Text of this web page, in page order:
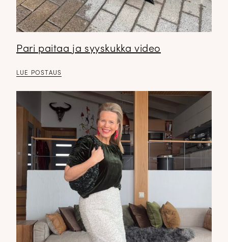
Pari paitaa ja syyskukka video
LUE POSTAUS